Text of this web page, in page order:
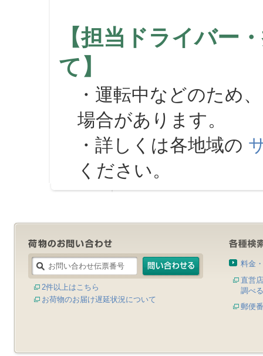
【担当ドライバー
て】
・運転中などのため
場合があります。
・詳しくは各地域の
ください。
2件以上はこちら
お荷物のお届け遅延状況について
料金
直営
調べる
郵便